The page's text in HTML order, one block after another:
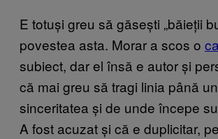
E totuși greu să găsești „băieții
povestea asta. Morar a scos o
subiect, dar el însă e autor și
că mai greu să tragi linia până
sinceritatea și de unde începe
A fost acuzat și că e duplicitar,